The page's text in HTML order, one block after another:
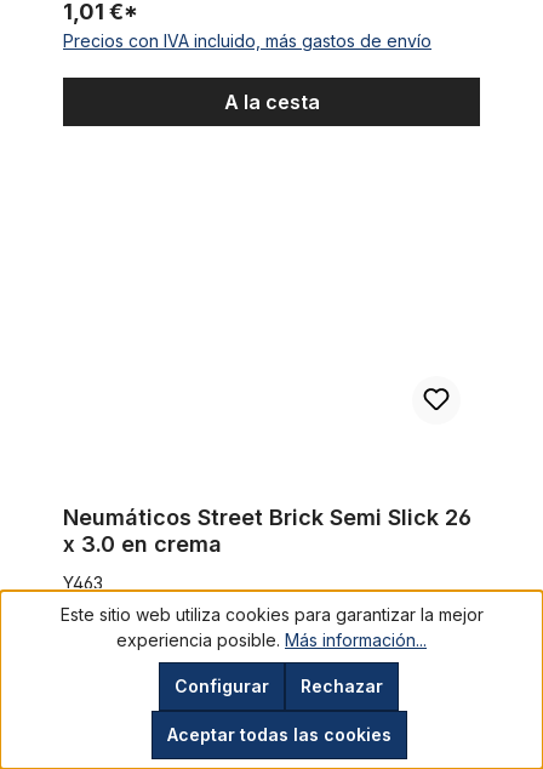
1,01 €*
Precios con IVA incluido, más gastos de envío
A la cesta
Neumáticos Street Brick Semi Slick 26
x 3.0 en crema
Y463
43,67 €*
Precios con IVA incluido, más gastos de envío
A la cesta
Este sitio web utiliza cookies para garantizar la mejor
experiencia posible. Más información...
Rechazar
Configurar
Aceptar todas las cookies